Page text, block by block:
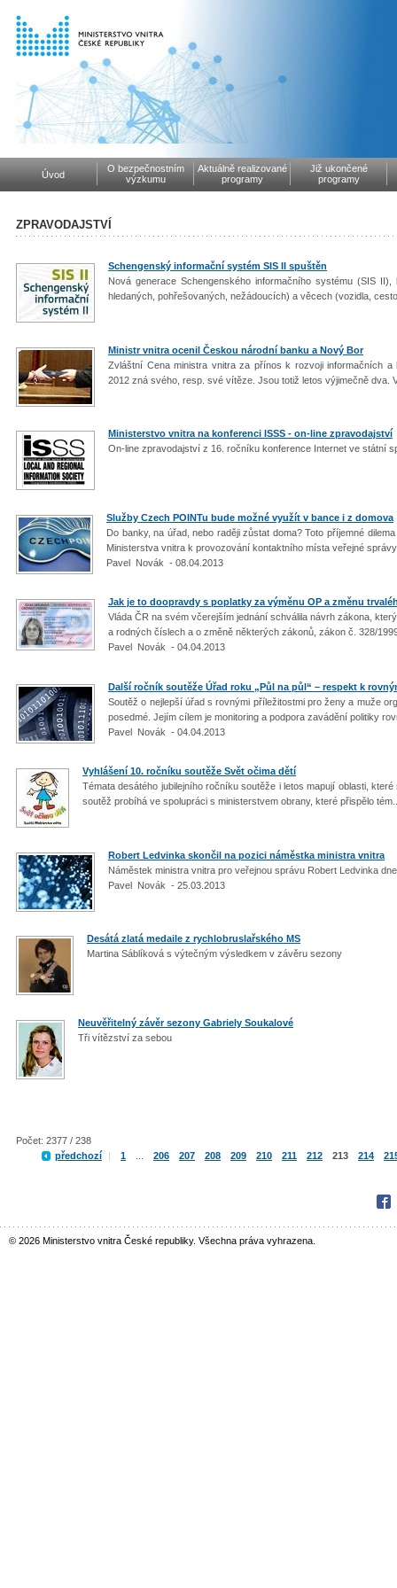
Úvod
O bezpečnostním
výzkumu
Aktuálně realizované
programy
Již ukončené
programy
ZPRAVODAJSTVÍ
Schengenský informační systém SIS II spuštěn
Nová generace Schengenského informačního systému (SIS
hledaných, pohřešovaných, nežádoucích) a věcech (vozidla,
Ministr vnitra ocenil Českou národní banku a Nový Bor
Zvláštní Cena ministra vnitra za přínos k rozvoji informačních
2012 zná svého, resp. své vítěze. Jsou totiž letos výjimečně dva.
Ministerstvo vnitra na konferenci ISSS - on-line zpravodajství
On-line zpravodajství z 16. ročníku konference Internet ve státní
Služby Czech POINTu bude možné využít v bance i z domova
Do banky, na úřad, nebo raději zůstat doma? Toto příjemné
Ministerstva vnitra k provozování kontaktního místa veřejné
Pavel Novák - 08.04.2013
Jak je to doopravdy s poplatky za výměnu OP a změnu
Vláda ČR na svém včerejším jednání schválila návrh zákona,
a rodných číslech a o změně některých zákonů, zákon č. 328/
Pavel Novák - 04.04.2013
Další ročník soutěže Úřad roku „Půl na půl“ – respekt k
Soutěž o nejlepší úřad s rovnými příležitostmi pro ženy a muže
posedmé. Jejím cílem je monitoring a podpora zavádění politiky
Pavel Novák - 04.04.2013
Vyhlášení 10. ročníku soutěže Svět očima dětí
Témata desátého jubilejního ročníku soutěže i letos mapují oblasti,
soutěž probíhá ve spolupráci s ministerstvem obrany, které přispělo
Robert Ledvinka skončil na pozici náměstka ministra vnitra
Náměstek ministra vnitra pro veřejnou správu Robert Ledvinka
Pavel Novák - 25.03.2013
Desátá zlatá medaile z rychlobruslařského MS
Martina Sáblíková s výtečným výsledkem v závěru sezony
Neuvěřitelný závěr sezony Gabriely Soukalové
Tři vítězství za sebou
Počet: 2377 / 238
předchozí
| 1 206 207 208 209 210 211 212 213 214
© 2026 Ministerstvo vnitra České republiky. Všechna práva vyhrazena.